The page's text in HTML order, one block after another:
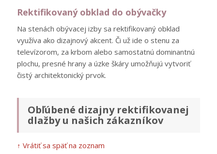
Rektifikovaný obklad do obývačky
Na stenách obývacej izby sa rektifikovaný obklad
využíva ako dizajnový akcent. Či už ide o stenu za
televízorom, za krbom alebo samostatnú dominantnú
plochu, presné hrany a úzke škáry umožňujú vytvoriť
čistý architektonický prvok.
Obľúbené dizajny rektifikovanej
dlažby u našich zákazníkov
↑ Vrátiť sa späť na zoznam